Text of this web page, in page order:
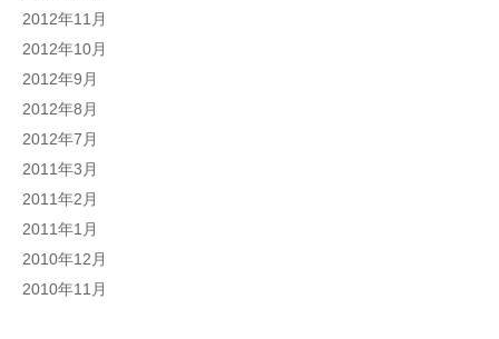
2012年11月
2012年10月
2012年9月
2012年8月
2012年7月
2011年3月
2011年2月
2011年1月
2010年12月
2010年11月